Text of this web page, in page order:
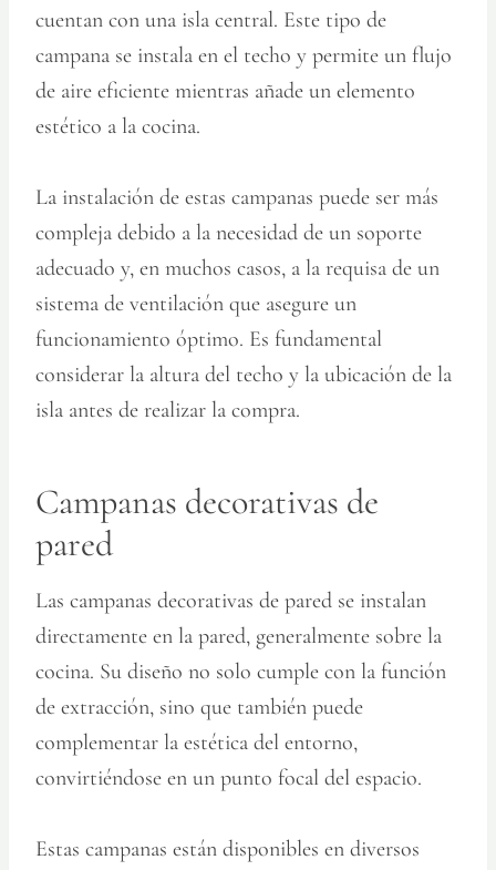
cuentan con una isla central. Este tipo de
campana se instala en el techo y permite un flujo
de aire eficiente mientras añade un elemento
estético a la cocina.
La instalación de estas campanas puede ser más
compleja debido a la necesidad de un soporte
adecuado y, en muchos casos, a la requisa de un
sistema de ventilación que asegure un
funcionamiento óptimo. Es fundamental
considerar la altura del techo y la ubicación de la
isla antes de realizar la compra.
Campanas decorativas de
pared
Las campanas decorativas de pared se instalan
directamente en la pared, generalmente sobre la
cocina. Su diseño no solo cumple con la función
de extracción, sino que también puede
complementar la estética del entorno,
convirtiéndose en un punto focal del espacio.
Estas campanas están disponibles en diversos